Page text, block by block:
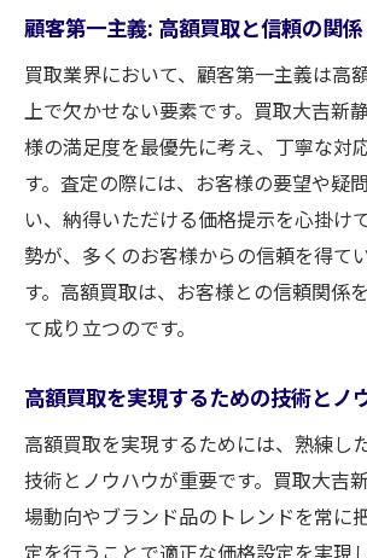
顧客第一主義: 高額買取と信頼の関係
買取業界において、顧客第一主義は高
上で欠かせない要素です。買取大吉新
様の満足度を最優先に考え、丁寧な対
す。査定の際には、お客様の要望や疑
い、納得いただける価格提示を心掛け
勢が、多くのお客様からの信頼を得て
す。高額買取は、お客様との信頼関係
て成り立つのです。
高額買取を実現するための技術とノ
高額買取を実現するためには、熟練し
技術とノウハウが重要です。買取大吉
場動向やブランド品のトレンドを常に
定を行うことで適正な価格設定を実現